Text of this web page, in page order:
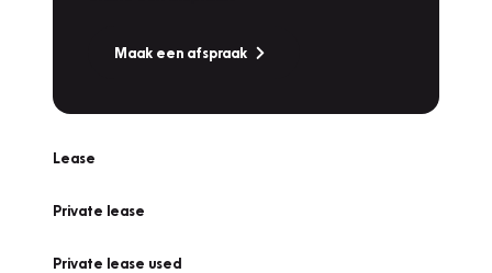
Maak een afspraak
Lease
Private lease
Private lease used